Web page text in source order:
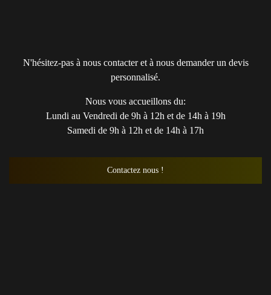
N'hésitez-pas à nous contacter et à nous demander un devis
personnalisé.
Nous vous accueillons du:
Lundi au Vendredi de 9h à 12h et de 14h à 19h
Samedi de 9h à 12h et de 14h à 17h
Contactez nous !